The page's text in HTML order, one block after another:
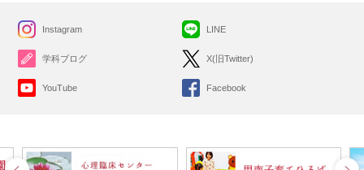
Instagram
学科ブログ
YouTube
LINE
X(旧Twitter)
Facebook